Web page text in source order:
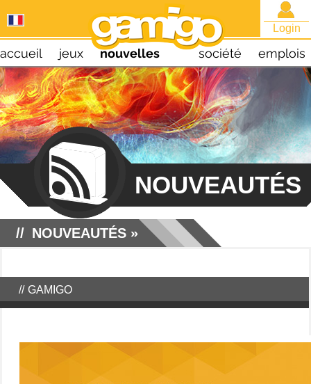
Login
accueil jeux nouvelles société emplois
NOUVEAUTÉS
NOUVEAUTÉS »
GAMIGO